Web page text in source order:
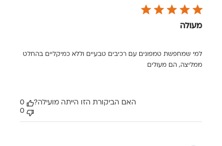
מעולה
למי שמחפשת טמפונים עם רכיבים טבעיים וללא כמיקליים בהחלט
ממליצה, הם מעולים
האם הביקורת הזו הייתה מועילה?
0
0